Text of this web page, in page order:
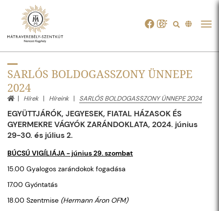
SARLÓS BOLDOGASSZONY ÜNNEPE
2024
Hírek Híreink SARLÓS BOLDOGASSZONY ÜNNEPE 2024
EGYÜTTJÁRÓK, JEGYESEK, FIATAL HÁZASOK ÉS
GYERMEKRE VÁGYÓK ZARÁNDOKLATA, 2024. június
29-30. és július 2.
BÚCSÚ VIGÍLIÁJA - június 29. szombat
15.00 Gyalogos zarándokok fogadása
17.00 Gyóntatás
18.00 Szentmise (Hermann Áron OFM)